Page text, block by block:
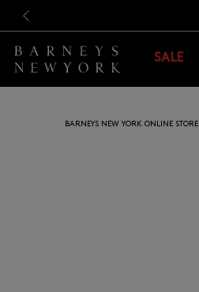
SALE
BARNEYS NEW YORK ONLINE STORE